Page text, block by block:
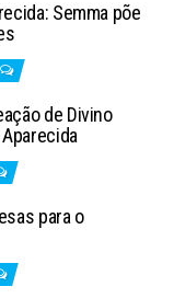
Semma põe
de Divino
para o